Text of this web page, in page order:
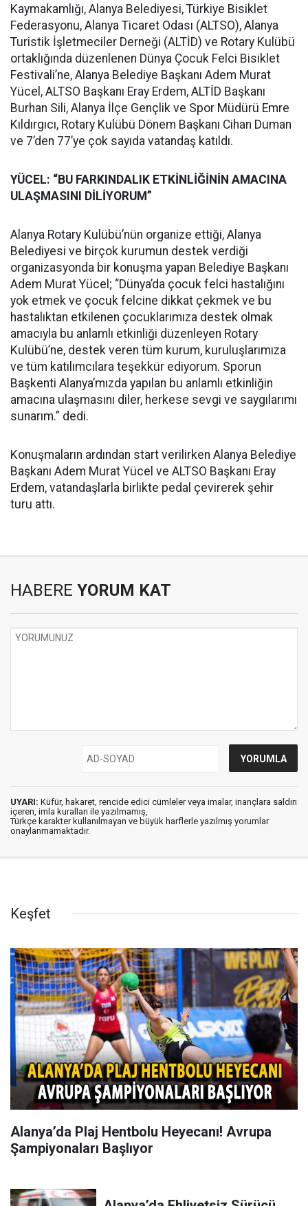
Kaymakamlığı, Alanya Belediyesi, Türkiye Bisiklet
Federasyonu, Alanya Ticaret Odası (ALTSO), Alanya
Turistik İşletmeciler Derneği (ALTİD) ve Rotary Kulübü
ortaklığında düzenlenen Dünya Çocuk Felci Bisiklet
Festivali’ne, Alanya Belediye Başkanı Adem Murat
Yücel, ALTSO Başkanı Eray Erdem, ALTİD Başkanı
Burhan Sili, Alanya İlçe Gençlik ve Spor Müdürü Emre
Kıldırgıcı, Rotary Kulübü Dönem Başkanı Cihan Duman
ve 7’den 77’ye çok sayıda vatandaş katıldı.
YÜCEL: “BU FARKINDALIK ETKİNLİĞİNİN AMACINA
ULAŞMASINI DİLİYORUM”
Alanya Rotary Kulübü’nün organize ettiği, Alanya
Belediyesi ve birçok kurumun destek verdiği
organizasyonda bir konuşma yapan Belediye Başkanı
Adem Murat Yücel; “Dünya’da çocuk felci hastalığını
yok etmek ve çocuk felcine dikkat çekmek ve bu
hastalıktan etkilenen çocuklarımıza destek olmak
amacıyla bu anlamlı etkinliği düzenleyen Rotary
Kulübü’ne, destek veren tüm kurum, kuruluşlarımıza
ve tüm katılımcılara teşekkür ediyorum. Sporun
Başkenti Alanya’mızda yapılan bu anlamlı etkinliğin
amacına ulaşmasını diler, herkese sevgi ve saygılarımı
sunarım.” dedi.
Konuşmaların ardından start verilirken Alanya Belediye
Başkanı Adem Murat Yücel ve ALTSO Başkanı Eray
Erdem, vatandaşlarla birlikte pedal çevirerek şehir
turu attı.
HABERE YORUM KAT
UYARI: Küfür, hakaret, rencide edici cümleler veya imalar, inançlara saldırı
içeren, imla kuralları ile yazılmamış,
Türkçe karakter kullanılmayan ve büyük harflerle yazılmış yorumlar
onaylanmamaktadır.
Keşfet
Alanya’da Plaj Hentbolu Heyecanı! Avrupa
Şampiyonaları Başlıyor